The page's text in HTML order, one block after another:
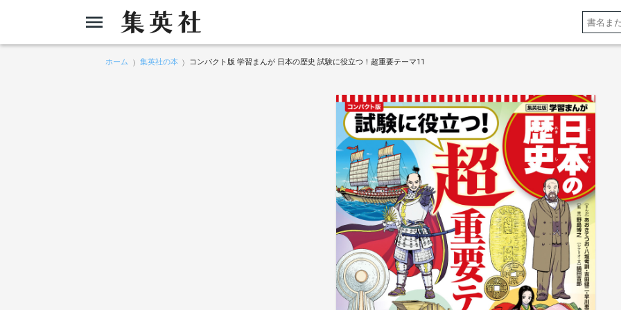
ホーム 集英社の本 コンパクト版 学習まんが 日本の歴史 試験に役立つ！超重要テーマ11